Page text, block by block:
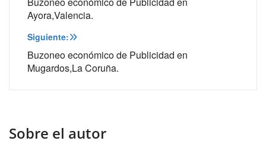
de
entradas
Ayora,Valencia.
Siguiente:
Buzoneo económico de Publicidad en
Mugardos,La Coruña.
Sobre el autor